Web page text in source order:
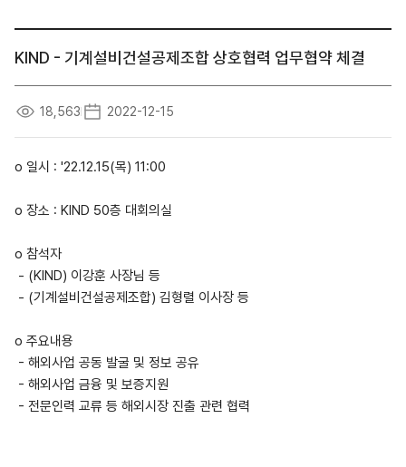
KIND - 기계설비건설공제조합 상호협력 업무협약 체결
18,563 2022-12-15
o 일시 : '22.12.15(목) 11:00
o 장소 : KIND 50층 대회의실
​o 참석자
- (KIND) 이강훈 사장님 등
- (기계설비건설공제조합) 김형렬 이사장 등
o 주요내용
- 해외사업 공동 발굴 및 정보 공유
- 해외사업 금융 및 보증지원
- 전문인력 교류 등 해외시장 진출 관련 협력